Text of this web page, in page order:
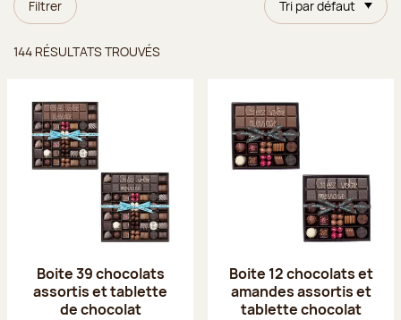
Filtrer Tri par défaut
144 RÉSULTATS TROUVÉS
Boite 39 chocolats
assortis et tablette
de chocolat
Boite 12 chocolats et
amandes assortis et
tablette chocolat